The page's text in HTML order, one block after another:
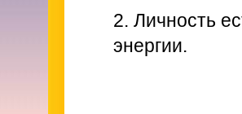
2. Личность
энергии.